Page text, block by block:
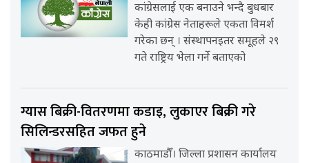
कांग्रेसलाई एक बनाउने भन्दै बुधबार
केही कांग्रेस नेताहरूले एकता विमर्श
गरेका छन् । संस्थापनइतर समूहले २९
गते राष्ट्रिय भेला गर्ने बताएको
ग्यास बिक्री-वितरणमा कडाइ, लुकाएर बिक्री गरे
सिलिन्डरसहित जफत हुने
काठमाडौँ। जिल्ला प्रशासन कार्यालय